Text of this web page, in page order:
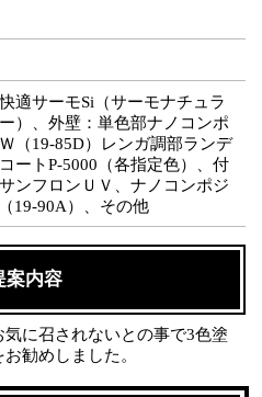
適サーモSi（サーモナチュラ
）、外壁：単色部ナノコンポ
（19-85D）レンガ調部ランデ
ートP-5000（各指定色）、付
ンフロンＵＶ、ナノコンポジ
19-90A）、その他
案内容
に召されないとの事で3色塗
勧めしました。